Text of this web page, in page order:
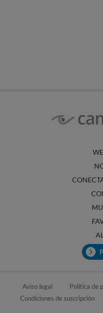
Aviso legal Política de
Condiciones de suscripción